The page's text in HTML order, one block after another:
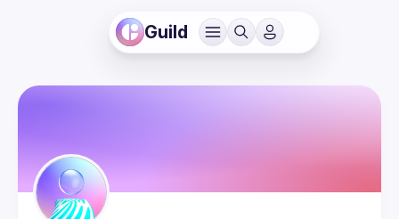
Guild